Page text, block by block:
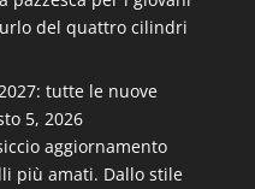
del quattro cilindri
tutte le nuove
5, 2026
aggiornamento
più amati. Dallo stile